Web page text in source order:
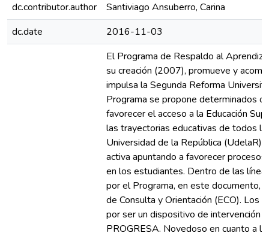
dc.contributor.author
Santiviago Ansuberro, Carina
dc.date
2016-11-03
El Programa de Respaldo al
su creación (2007), promueve y
impulsa la Segunda Reforma
Programa se propone determinados
favorecer el acceso a la Educación
las trayectorias educativas de todos
Universidad de la República (UdelaR),
activa apuntando a favorecer
en los estudiantes. Dentro de las
por el Programa, en este documento,
de Consulta y Orientación (ECO). Los
por ser un dispositivo de intervención
PROGRESA. Novedoso en cuanto a